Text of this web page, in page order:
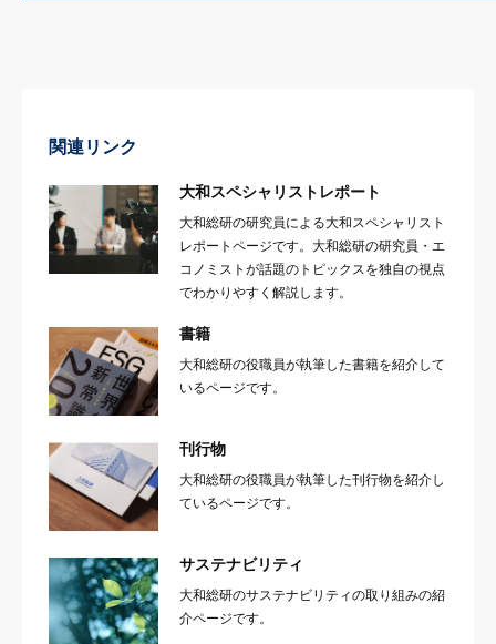
関連リンク
大和スペシャリストレポート
大和総研の研究員による大和スペシャリスト
レポートページです。大和総研の研究員・エ
コノミストが話題のトピックスを独自の視点
でわかりやすく解説します。
書籍
大和総研の役職員が執筆した書籍を紹介して
いるページです。
刊行物
大和総研の役職員が執筆した刊行物を紹介し
ているページです。
サステナビリティ
大和総研のサステナビリティの取り組みの紹
介ページです。